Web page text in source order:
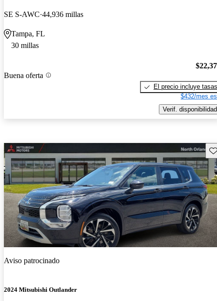
SE S-AWC 44,936 millas
Tampa, FL
30 millas
Buena oferta
El precio incluye tasas
$432/mes
Verif. disponibilidad
Aviso patrocinado
2024 Mitsubishi Outlander